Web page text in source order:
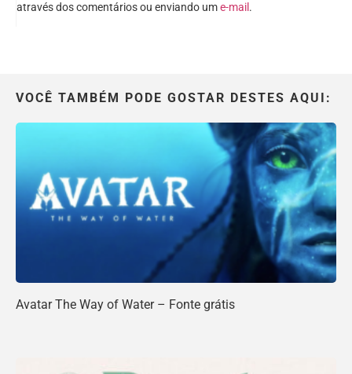
através dos comentários ou enviando ume-mail .
VOCÊ TAMBÉM PODE GOSTAR DESTES AQUI:
Avatar The Way of Water – Fonte grátis